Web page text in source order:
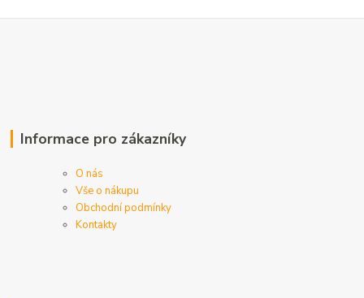
Informace pro zákazníky
O nás
Vše o nákupu
Obchodní podmínky
Kontakty